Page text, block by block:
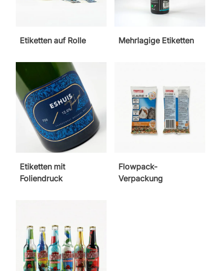
Etiketten auf Rolle Mehrlagige Etiketten
Etiketten mit
Foliendruck
Flowpack-
Verpackung